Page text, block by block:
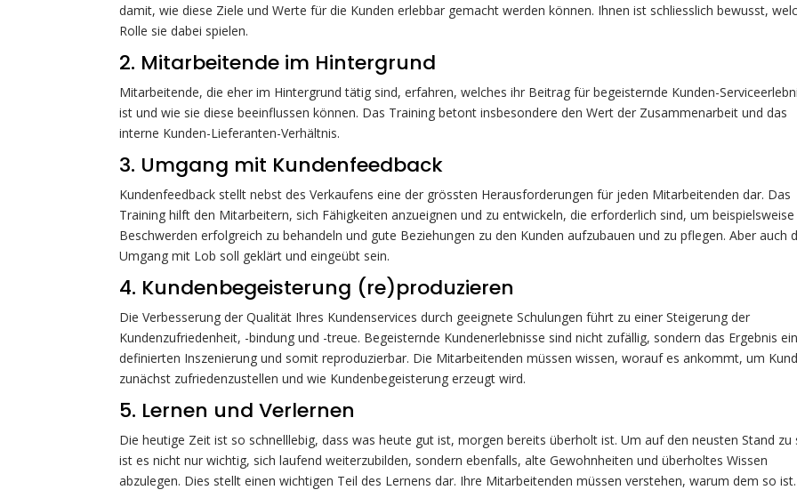
damit, wie diese Ziele und Werte für die Kunden erlebbar gemacht werden können. Ihnen ist schliesslich bewusst,
Rolle sie dabei spielen.
2. Mitarbeitende im Hintergrund
Mitarbeitende, die eher im Hintergrund tätig sind, erfahren, welches ihr Beitrag für begeisternde Kunden-
ist und wie sie diese beeinflussen können. Das Training betont insbesondere den Wert der Zusammenarbeit und das
interne Kunden-Lieferanten-Verhältnis.
3. Umgang mit Kundenfeedback
Kundenfeedback stellt nebst des Verkaufens eine der grössten Herausforderungen für jeden Mitarbeitenden dar. Das
Training hilft den Mitarbeitern, sich Fähigkeiten anzueignen und zu entwickeln, die erforderlich sind, um beispielsweise
Beschwerden erfolgreich zu behandeln und gute Beziehungen zu den Kunden aufzubauen und zu pflegen. Aber auch
Umgang mit Lob soll geklärt und eingeübt sein.
4. Kundenbegeisterung (re)produzieren
Die Verbesserung der Qualität Ihres Kundenservices durch geeignete Schulungen führt zu einer Steigerung der
Kundenzufriedenheit, -bindung und -treue. Begeisternde Kundenerlebnisse sind nicht zufällig, sondern das Ergebnis
definierten Inszenierung und somit reproduzierbar. Die Mitarbeitenden müssen wissen, worauf es ankommt, um
zunächst zufriedenzustellen und wie Kundenbegeisterung erzeugt wird.
5. Lernen und Verlernen
Die heutige Zeit ist so schnelllebig, dass was heute gut ist, morgen bereits überholt ist. Um auf den neusten Stand zu
ist es nicht nur wichtig, sich laufend weiterzubilden, sondern ebenfalls, alte Gewohnheiten und überholtes Wissen
abzulegen. Dies stellt einen wichtigen Teil des Lernens dar. Ihre Mitarbeitenden müssen verstehen, warum dem so